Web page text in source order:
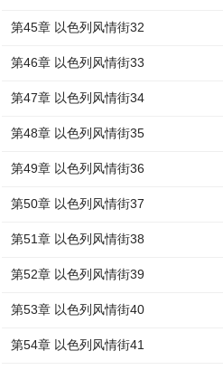
第45章 以色列风情街32
第46章 以色列风情街33
第47章 以色列风情街34
第48章 以色列风情街35
第49章 以色列风情街36
第50章 以色列风情街37
第51章 以色列风情街38
第52章 以色列风情街39
第53章 以色列风情街40
第54章 以色列风情街41